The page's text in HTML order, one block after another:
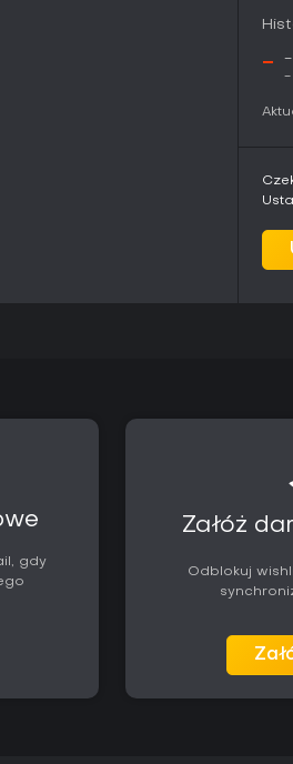
bardziej wymagające
reformowanie tradycji lub szerzenie
wpływami na terenach
lub regionami. Wielkie projekty oraz
budowaniem dynastii,
historyczną znajdą tu sporo głębi w
stabilnością królestwa. Połączenie
zwiększa atrakcyjność
- -
-
gdy
Załóż
Odblokuj